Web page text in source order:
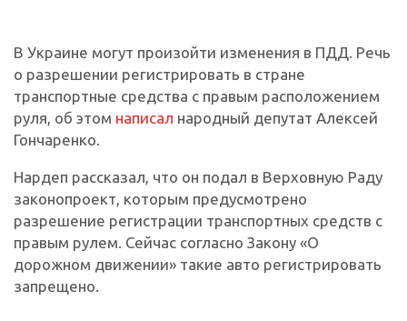
В Украине могут произойти изменения в ПДД. Речь
о разрешении регистрировать в стране
транспортные средства с правым расположением
руля, об этом написал народный депутат Алексей
Гончаренко.
Нардеп рассказал, что он подал в Верховную Раду
законопроект, которым предусмотрено
разрешение регистрации транспортных средств с
правым рулем. Сейчас согласно Закону «О
дорожном движении» такие авто регистрировать
запрещено.